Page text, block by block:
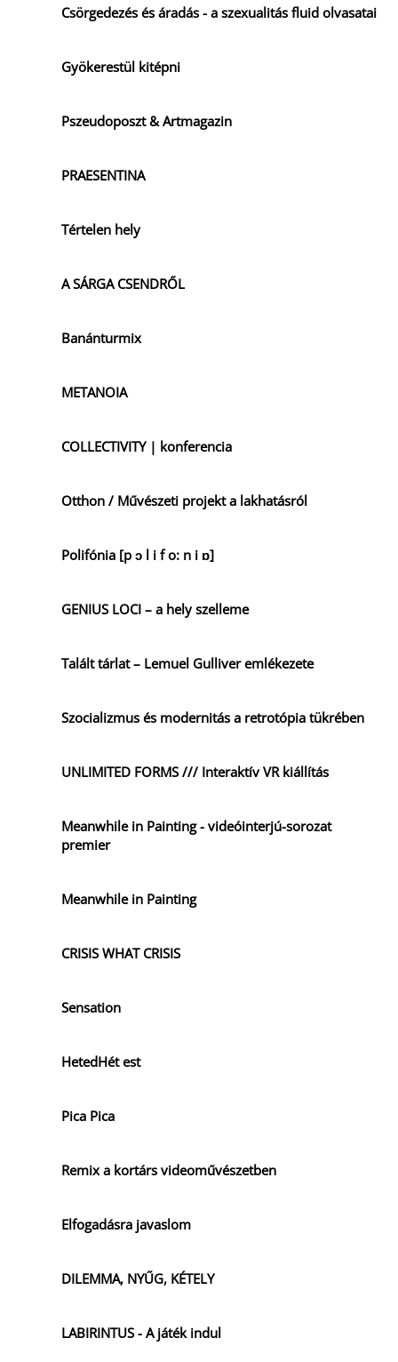
Csörgedezés és áradás - a szexualitás fluid olvasatai
Gyökerestül kitépni
Pszeudoposzt & Artmagazin
PRAESENTINA
Tértelen hely
A SÁRGA CSENDRŐL
Banánturmix
METANOIA
COLLECTIVITY | konferencia
Otthon / Művészeti projekt a lakhatásról
Polifónia [p ɔ l i f o: n i ɒ]
GENIUS LOCI – a hely szelleme
Talált tárlat – Lemuel Gulliver emlékezete
Szocializmus és modernitás a retrotópia tükrében
UNLIMITED FORMS /// Interaktív VR kiállítás
Meanwhile in Painting - videóinterjú-sorozat
premier
Meanwhile in Painting
CRISIS WHAT CRISIS
Sensation
HetedHét est
Pica Pica
Remix a kortárs videoművészetben
Elfogadásra javaslom
DILEMMA, NYŰG, KÉTELY
LABIRINTUS - A játék indul